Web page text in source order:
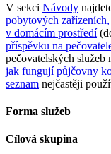
V sekci Návody
pobytových zařízeních,
v domácím prostředí
příspěvku na
pečovatelských služeb
jak fungují půjčovny
seznam nejčastěji
Forma služeb
Cílová skupina